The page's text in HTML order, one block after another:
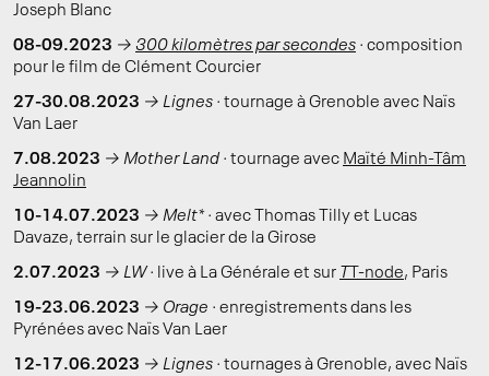
Joseph Blanc
08-09.2023 → 300 kilomètres par secondes · composition
pour le film de Clément Courcier
27-30.08.2023 → Lignes · tournage à Grenoble avec Naïs
Van Laer
7.08.2023 → Mother Land · tournage avec Maïté Minh-Tâm
Jeannolin
10-14.07.2023 → Melt* · avec Thomas Tilly et Lucas
Davaze, terrain sur le glacier de la Girose
2.07.2023 → LW · live à La Générale et sur T T-node, Paris
19-23.06.2023 → Orage · enregistrements dans les
Pyrénées avec Naïs Van Laer
12-17.06.2023 → Lignes · tournages à Grenoble, avec Naïs